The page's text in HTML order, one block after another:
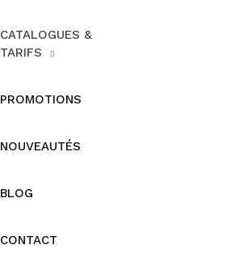
CATALOGUES &
TARIFS
PROMOTIONS
NOUVEAUTÉS
BLOG
CONTACT